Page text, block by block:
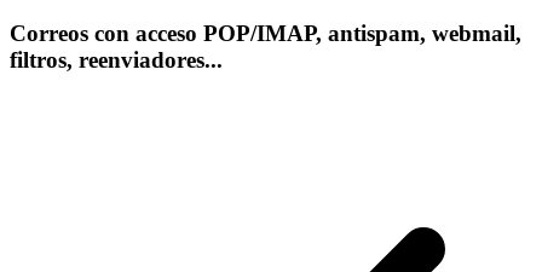
Correos con acceso POP/IMAP, antispam, webmail,
filtros, reenviadores...